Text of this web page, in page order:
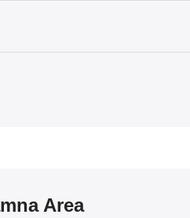
Area